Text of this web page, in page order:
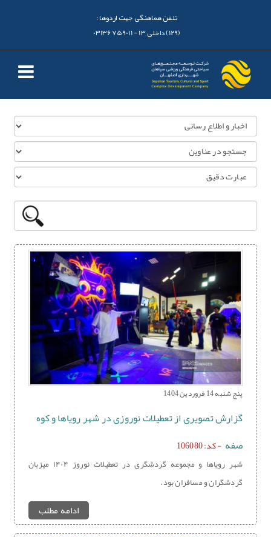
تلفن هماهنگی جهت اردوها :
پنج شنبه 14 فروردین 1404
گزارش تصویری از تعطیلات نوروزی در شهر رویاها و کوه
صفه - کد: 106080
شهر رویاها و مجموعه گردشگری در تعطیلات نوروز ۱۴۰۴ میزبان
گردشگران و مسافران بود.
ادامه مطلب